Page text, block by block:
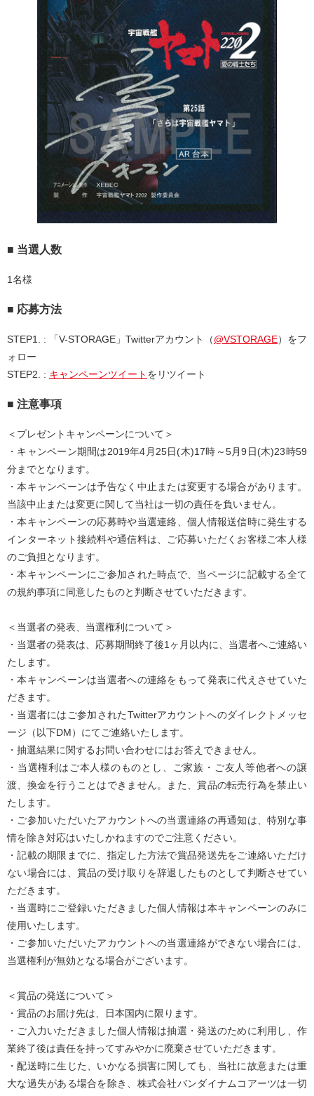
■ 当選人数
1名様
■ 応募方法
STEP1. : 「V-STORAGE」Twitterアカウント（@VSTORAGE）をフ
ォロー
STEP2. : キャンペーンツイート をリツイート
■ 注意事項
＜プレゼントキャンペーンについて＞
・キャンペーン期間は2019年4月25日(木)17時～5月9日(木)23時59
分までとなります。
・本キャンペーンは予告なく中止または変更する場合があります。
当該中止または変更に関して当社は一切の責任を負いません。
・本キャンペーンの応募時や当選連絡、個人情報送信時に発生する
インターネット接続料や通信料は、ご応募いただくお客様ご本人様
のご負担となります。
・本キャンペーンにご参加された時点で、当ページに記載する全て
の規約事項に同意したものと判断させていただきます。
＜当選者の発表、当選権利について＞
・当選者の発表は、応募期間終了後1ヶ月以内に、当選者へご連絡い
たします。
・本キャンペーンは当選者への連絡をもって発表に代えさせていた
だきます。
・当選者にはご参加されたTwitterアカウントへのダイレクトメッセ
ージ（以下DM）にてご連絡いたします。
・抽選結果に関するお問い合わせにはお答えできません。
・当選権利はご本人様のものとし、ご家族・ご友人等他者への譲
渡、換金を行うことはできません。また、賞品の転売行為を禁止い
たします。
・ご参加いただいたアカウントへの当選連絡の再通知は、特別な事
情を除き対応はいたしかねますのでご注意ください。
・記載の期限までに、指定した方法で賞品発送先をご連絡いただけ
ない場合には、賞品の受け取りを辞退したものとして判断させてい
ただきます。
・当選時にご登録いただきました個人情報は本キャンペーンのみに
使用いたします。
・ご参加いただいたアカウントへの当選連絡ができない場合には、
当選権利が無効となる場合がございます。
＜賞品の発送について＞
・賞品のお届け先は、日本国内に限ります。
・ご入力いただきました個人情報は抽選・発送のために利用し、作
業終了後は責任を持ってすみやかに廃棄させていただきます。
・配送時に生じた、いかなる損害に関しても、当社に故意または重
大な過失がある場合を除き、株式会社バンダイナムコアーツは一切